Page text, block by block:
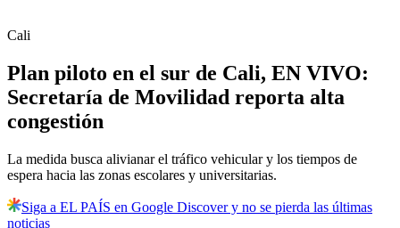
Cali
Plan piloto en el sur de Cali, EN VIVO:
Secretaría de Movilidad reporta alta
congestión
La medida busca alivianar el tráfico vehicular y los tiempos de
espera hacia las zonas escolares y universitarias.
Siga a EL PAÍS en Google Discover y no se pierda las últimas
noticias